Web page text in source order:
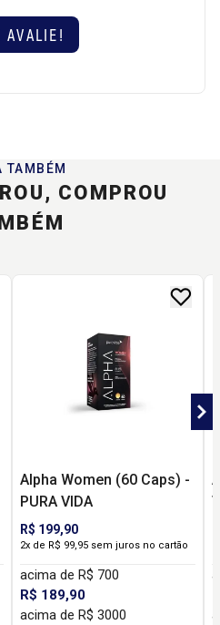
AVALIE!
TAMBÉM
COMPROU
Alpha Women (60 Caps) -
PURA VIDA
R$ 199,90
2x de R$ 99,95 sem juros no cartão
acima de R$ 700
R$ 189,90
acima de R$ 3000